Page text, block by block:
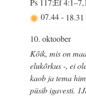
Ps 117;Ef
07.44- 18.31
10. oktoober
Kõik, mis on
elukõrkus -, ei
kaob ja tema
püsib igavesti.